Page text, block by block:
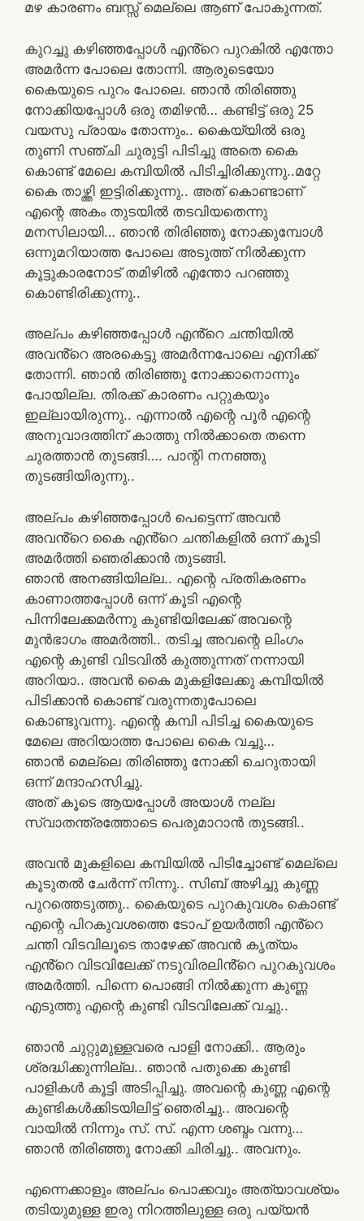
മഴ കാരണം ബസ്സ് മെല്ലെ ആണ് പോകുന്നത്.
കുറച്ചു കഴിഞ്ഞപ്പോൾ എൻ്റെ പുറകിൽ എന്തോ
അമർന്ന പോലെ തോന്നി. ആരുടെയോ
കൈയുടെ പുറം പോലെ. ഞാൻ തിരിഞ്ഞു
നോക്കിയപ്പോൾ ഒരു തമിഴൻ… കണ്ടിട്ട് ഒരു 25
വയസു പ്രായം തോന്നും.. കൈയ്യിൽ ഒരു
തുണി സഞ്ചി ചുരുട്ടി പിടിച്ചു അതെ കൈ
കൊണ്ട് മേലെ കമ്പിയിൽ പിടിച്ചിരിക്കുന്നു..മറ്റേ
കൈ താഴ്ത്തി ഇട്ടിരിക്കുന്നു.. അത് കൊണ്ടാണ്
എന്റെ അകം തുടയിൽ തടവിയതെന്നു
മനസിലായി… ഞാൻ തിരിഞ്ഞു നോക്കുമ്പോൾ
ഒന്നുമറിയാത്ത പോലെ അടുത്ത് നിൽക്കുന്ന
കൂട്ടുകാരനോട് തമിഴിൽ എന്തോ പറഞ്ഞു
കൊണ്ടിരിക്കുന്നു..
അല്പം കഴിഞ്ഞപ്പോൾ എൻ്റെ ചന്തിയിൽ
അവൻ്റെ അരകെട്ടു അമർന്നപോലെ എനിക്ക്
തോന്നി. ഞാൻ തിരിഞ്ഞു നോക്കാനൊന്നും
പോയില്ല. തിരക്ക് കാരണം പറ്റുകയും
ഇല്ലായിരുന്നു.. എന്നാൽ എന്റെ പൂർ എന്റെ
അനുവാദത്തിന് കാത്തു നിൽക്കാതെ തന്നെ
ചുരത്താൻ തുടങ്ങി…. പാന്റി നനഞ്ഞു
തുടങ്ങിയിരുന്നു..
അല്പം കഴിഞ്ഞപ്പോൾ പെട്ടെന്ന് അവൻ
അവൻ്റെ കൈ എൻ്റെ ചന്തികളിൽ ഒന്ന് കൂടി
അമർത്തി ഞെരിക്കാൻ തുടങ്ങി.
ഞാൻ അനങ്ങിയില്ല.. എന്റെ പ്രതികരണം
കാണാത്തപ്പോൾ ഒന്ന് കൂടി എന്റെ
പിന്നിലേക്കമർന്നു കുണ്ടിയിലേക്ക് അവന്റെ
മുൻഭാഗം അമർത്തി.. തടിച്ച അവന്റെ ലിംഗം
എന്റെ കുണ്ടി വിടവിൽ കുത്തുന്നത് നന്നായി
അറിയാ.. അവൻ കൈ മുകളിലേക്കു കമ്പിയിൽ
പിടിക്കാൻ കൊണ്ട് വരുന്നതുപോലെ
കൊണ്ടുവന്നു. എന്റെ കമ്പി പിടിച്ച കൈയുടെ
മേലെ അറിയാത്ത പോലെ കൈ വച്ചു…
ഞാൻ മെല്ലെ തിരിഞ്ഞു നോക്കി ചെറുതായി
ഒന്ന് മന്ദാഹസിച്ചു.
അത് കൂടെ ആയപ്പോൾ അയാൾ നല്ല
സ്വാതന്ത്രത്തോടെ പെരുമാറാൻ തുടങ്ങി..
അവൻ മുകളിലെ കമ്പിയിൽ പിടിച്ചോണ്ട് മെല്ലെ
കൂടുതൽ ചേർന്ന് നിന്നു.. സിബ് അഴിച്ചു കുണ്ണ
പുറത്തെടുത്തു.. കൈയുടെ പുറകുവശം കൊണ്ട്
എന്റെ പിറകുവശത്തെ ടോപ് ഉയർത്തി എൻ്റെ
ചന്തി വിടവിലൂടെ താഴേക്ക് അവൻ കൃത്യം
എൻ്റെ വിടവിലേക്ക് നടുവിരലിൻ്റെ പുറകുവശം
അമർത്തി. പിന്നെ പൊങ്ങി നിൽക്കുന്ന കുണ്ണ
എടുത്തു എന്റെ കുണ്ടി വിടവിലേക്ക് വച്ചു..
ഞാൻ ചുറ്റുമുള്ളവരെ പാളി നോക്കി.. ആരും
ശ്രദ്ധിക്കുന്നില്ല.. ഞാൻ പതുക്കെ കുണ്ടി
പാളികൾ കൂട്ടി അടിപ്പിച്ചു. അവന്റെ കുണ്ണ എന്റെ
കുണ്ടികൾക്കിടയിലിട്ട് ഞെരിച്ചു.. അവന്റെ
വായിൽ നിന്നും സ്. സ്. എന്ന ശബ്ദം വന്നു…
ഞാൻ തിരിഞ്ഞു നോക്കി ചിരിച്ചു.. അവനും.
എന്നെക്കാളും അല്പം പൊക്കവും അത്യാവശ്യം
തടിയുമുള്ള ഇരു നിറത്തിലുള്ള ഒരു പയ്യൻ